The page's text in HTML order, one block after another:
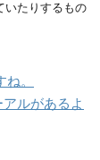
いたりするもの
。
ルがあるよ